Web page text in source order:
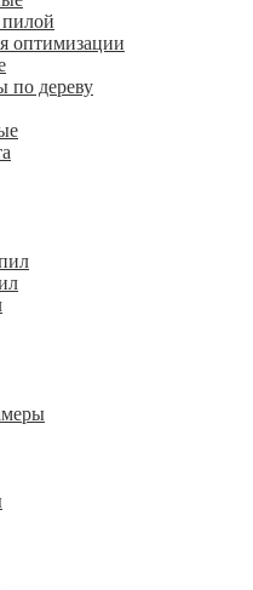
оптимизации
по дереву